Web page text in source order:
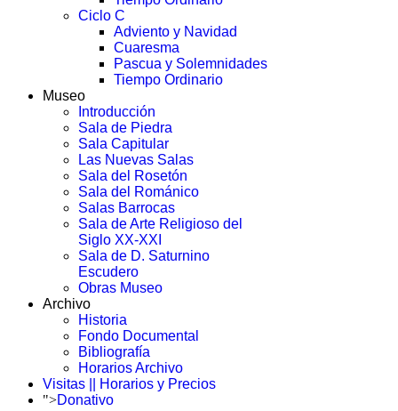
Ciclo C
Adviento y Navidad
Cuaresma
Pascua y Solemnidades
Tiempo Ordinario
Museo
Introducción
Sala de Piedra
Sala Capitular
Las Nuevas Salas
Sala del Rosetón
Sala del Románico
Salas Barrocas
Sala de Arte Religioso del
Siglo XX-XXI
Sala de D. Saturnino
Escudero
Obras Museo
Archivo
Historia
Fondo Documental
Bibliografía
Horarios Archivo
Visitas || Horarios y Precios
">Donativo